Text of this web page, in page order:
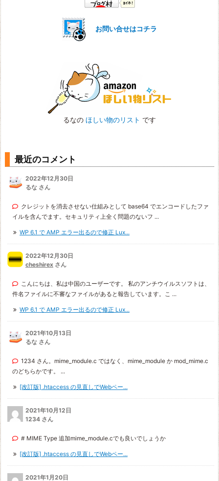
お問い合せはコチラ
るなの ほしい物のリスト です
最近のコメント
2022年12月30日
るな さん
クレジットを消去させない仕組みとして base64 でエンコードしたファ
イルを含んでます。セキュリティ上全く問題のないフ ...
WP 6.1 で AMP エラー出るので修正 Lux...
2022年12月30日
cheshirex さん
こんにちは、私は中国のユーザーです。 私のアンチウイルスソフトは、
件名ファイルに不審なファイルがあると報告しています。こ ...
WP 6.1 で AMP エラー出るので修正 Lux...
2021年10月13日
るな さん
1234 さん。mime_module.c ではなく、mime_module か mod_mime.c
のどちらかです。 ...
[改訂版] .htaccess の見直しでWebペー...
2021年10月12日
1234 さん
# MIME Type 追加mime_module.cでも良いでしょうか
[改訂版] .htaccess の見直しでWebペー...
2021年1月20日